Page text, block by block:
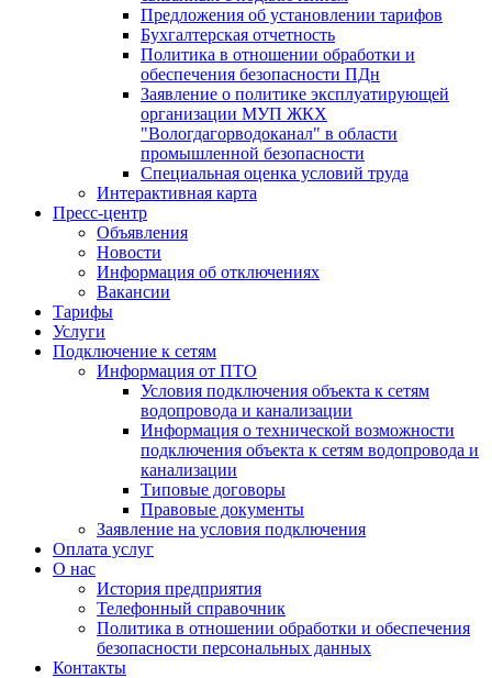
Предложения об установлении тарифов
Бухгалтерская отчетность
Политика в отношении обработки и
обеспечения безопасности ПДн
Заявление о политике эксплуатирующей
организации МУП ЖКХ
"Вологдагорводоканал" в области
промышленной безопасности
Специальная оценка условий труда
Интерактивная карта
Пресс-центр
Объявления
Новости
Информация об отключениях
Вакансии
Тарифы
Услуги
Подключение к сетям
Информация от ПТО
Условия подключения объекта к сетям
водопровода и канализации
Информация о технической возможности
подключения объекта к сетям водопровода и
канализации
Типовые договоры
Правовые документы
Заявление на условия подключения
Оплата услуг
О нас
История предприятия
Телефонный справочник
Политика в отношении обработки и обеспечения
безопасности персональных данных
Контакты